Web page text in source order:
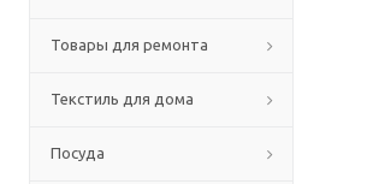
Товары для ремонта
Текстиль для дома
Посуда